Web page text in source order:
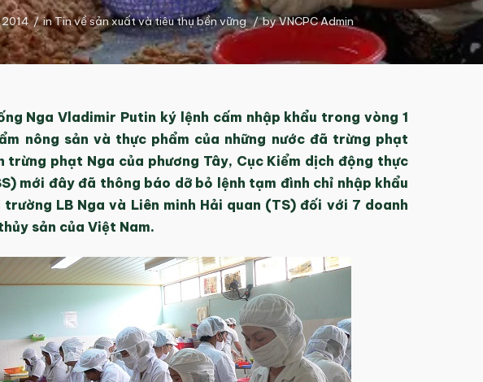
/ inTin về sản xuất và tiêu thụ bền vững / byVNCPC Admin
Nga Vladimir Putin ký lệnh cấm nhập khẩu trong vòng 1
nông sản và thực phẩm của những nước đã trừng phạt
trừng phạt Nga của phương Tây, Cục Kiểm dịch động thực
mới đây đã thông báo dỡ bỏ lệnh tạm đình chỉ nhập khẩu
LB Nga và Liên minh Hải quan (TS) đối với 7 doanh
sản của Việt Nam.